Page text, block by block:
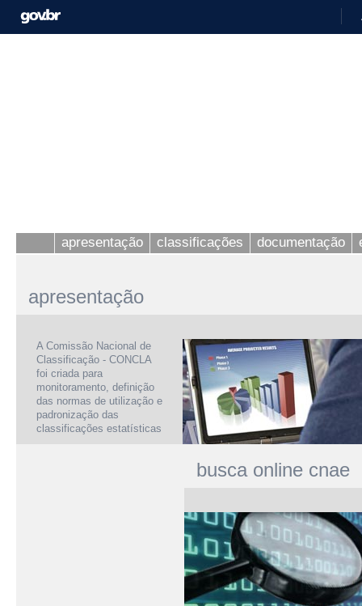
apresentação classificações documentação
apresentação
A Comissão Nacional de
Classificação - CONCLA
foi criada para
monitoramento, definição
das normas de utilização e
padronização das
classificações estatísticas
busca online cnae